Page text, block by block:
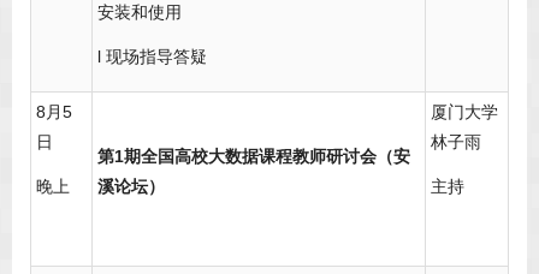
安装和使用
l 现场指导答疑
8月5
日
晚上
第1期全国高校大数据课程教师研讨会（安
溪论坛）
厦门大学
林子雨
主持